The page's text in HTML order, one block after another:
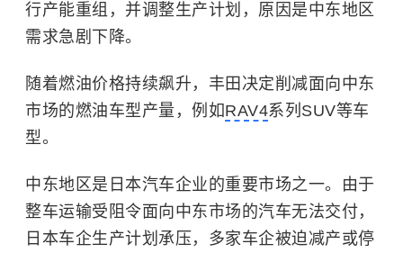
行产能重组，并调整生产计划，原因是中东地区
需求急剧下降。
随着燃油价格持续飙升，丰田决定削减面向中东
市场的燃油车型产量，例如RAV4系列SUV等车
型。
中东地区是日本汽车企业的重要市场之一。由于
整车运输受阻令面向中东市场的汽车无法交付，
日本车企生产计划承压，多家车企被迫减产或停